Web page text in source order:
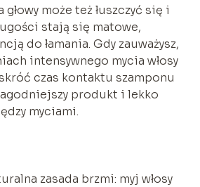
może też łuszczyć się i
stają się matowe,
do łamania. Gdy zauważysz,
intensywnego mycia włosy
czas kontaktu szamponu
produkt i lekko
myciami.
zasada brzmi: myj włosy